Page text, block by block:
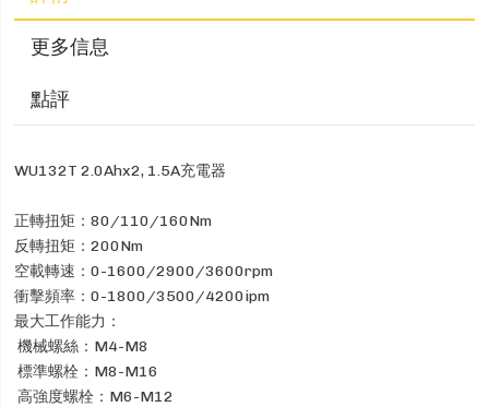
更多信息
點評
WU132T 2.0Ahx2, 1.5A充電器
正轉扭矩：80/110/160Nm
反轉扭矩：200Nm
空載轉速：0-1600/2900/3600rpm
衝擊頻率：0-1800/3500/4200ipm
最大工作能力：
機械螺絲：M4-M8
標準螺栓：M8-M16
高強度螺栓：M6-M12